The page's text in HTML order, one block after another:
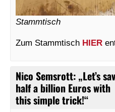
Stammtisch
Zum Stammtisch HIER
Nico Semsrott: „Let’s
half a billion Euros with
this simple trick!“